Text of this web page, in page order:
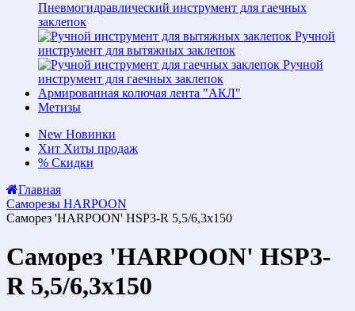
Пневмогидравлический инструмент для гаечных
заклепок
Ручной
инструмент для вытяжных заклепок
Ручной
инструмент для гаечных заклепок
Армированная колючая лента "АКЛ"
Метизы
New Новинки
Хит Хиты продаж
% Скидки
Главная
Саморезы HARPOON
Саморез 'HARPOON' HSP3-R 5,5/6,3x150
Саморез 'HARPOON' HSP3-
R 5,5/6,3x150